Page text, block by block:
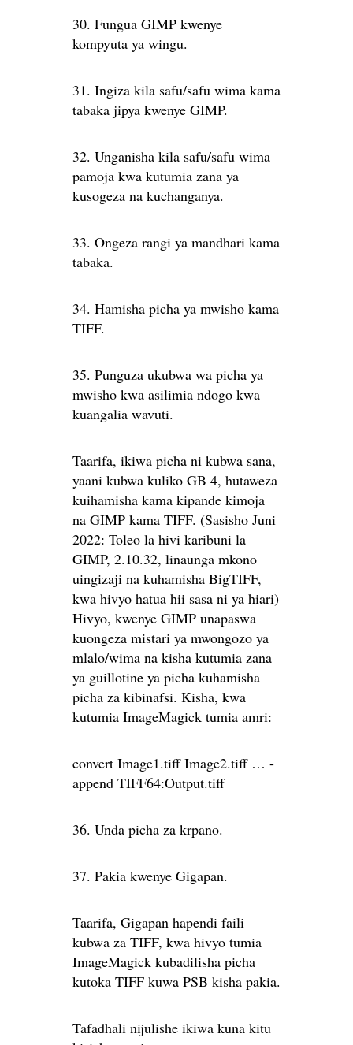
30. Fungua GIMP kwenye
kompyuta ya wingu.
31. Ingiza kila safu/safu wima kama
tabaka jipya kwenye GIMP.
32. Unganisha kila safu/safu wima
pamoja kwa kutumia zana ya
kusogeza na kuchanganya.
33. Ongeza rangi ya mandhari kama
tabaka.
34. Hamisha picha ya mwisho kama
TIFF.
35. Punguza ukubwa wa picha ya
mwisho kwa asilimia ndogo kwa
kuangalia wavuti.
Taarifa, ikiwa picha ni kubwa sana,
yaani kubwa kuliko GB 4, hutaweza
kuihamisha kama kipande kimoja
na GIMP kama TIFF. (Sasisho Juni
2022: Toleo la hivi karibuni la
GIMP, 2.10.32, linaunga mkono
uingizaji na kuhamisha BigTIFF,
kwa hivyo hatua hii sasa ni ya hiari)
Hivyo, kwenye GIMP unapaswa
kuongeza mistari ya mwongozo ya
mlalo/wima na kisha kutumia zana
ya guillotine ya picha kuhamisha
picha za kibinafsi. Kisha, kwa
kutumia ImageMagick tumia amri:
convert Image1.tiff Image2.tiff … -
append TIFF64:Output.tiff
36. Unda picha za krpano.
37. Pakia kwenye Gigapan.
Taarifa, Gigapan hapendi faili
kubwa za TIFF, kwa hivyo tumia
ImageMagick kubadilisha picha
kutoka TIFF kuwa PSB kisha pakia.
Tafadhali nijulishe ikiwa kuna kitu